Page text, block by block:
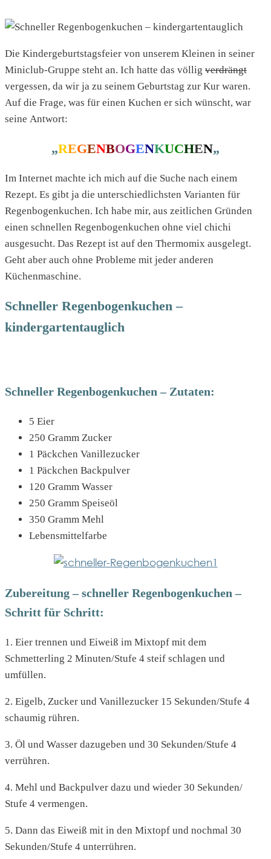
Die Kindergeburtstagsfeier von unserem Kleinen in seiner
Miniclub-Gruppe steht an. Ich hatte das völlig verdrängt
vergessen, da wir ja zu seinem Geburtstag zur Kur waren.
Auf die Frage, was für einen Kuchen er sich wünscht, war
seine Antwort:
„REGENBOGENKUCHEN„
Im Internet machte ich mich auf die Suche nach einem
Rezept. Es gibt ja die unterschiedlichsten Varianten für
Regenbogenkuchen. Ich habe mir, aus zeitlichen Gründen
einen schnellen Regenbogenkuchen ohne viel chichi
ausgesucht. Das Rezept ist auf den Thermomix ausgelegt.
Geht aber auch ohne Probleme mit jeder anderen
Küchenmaschine.
Schneller Regenbogenkuchen –
kindergartentauglich
Schneller Regenbogenkuchen – Zutaten:
5 Eier
250 Gramm Zucker
1 Päckchen Vanillezucker
1 Päckchen Backpulver
120 Gramm Wasser
250 Gramm Speiseöl
350 Gramm Mehl
Lebensmittelfarbe
Zubereitung – schneller Regenbogenkuchen –
Schritt für Schritt:
1. Eier trennen und Eiweiß im Mixtopf mit dem
Schmetterling 2 Minuten/Stufe 4 steif schlagen und
umfüllen.
2. Eigelb, Zucker und Vanillezucker 15 Sekunden/Stufe 4
schaumig rühren.
3. Öl und Wasser dazugeben und 30 Sekunden/Stufe 4
verrühren.
4. Mehl und Backpulver dazu und wieder 30 Sekunden/
Stufe 4 vermengen.
5. Dann das Eiweiß mit in den Mixtopf und nochmal 30
Sekunden/Stufe 4 unterrühren.